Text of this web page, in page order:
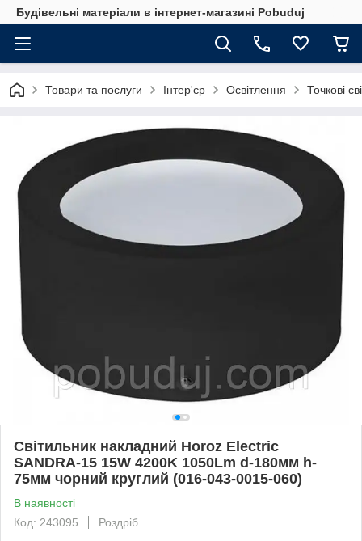
Будівельні матеріали в інтернет-магазині Pobuduj
Товари та послуги Інтер'єр Освітлення Точкові
Світильник накладний Horoz Electric
SANDRA-15 15W 4200K 1050Lm d-180мм h-
75мм чорний круглий (016-043-0015-060)
В наявності
Код: 243095
Роздріб